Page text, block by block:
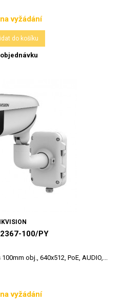
Cena
vyžádání
do košíku
100/PY
obj., 640x512, PoE, AUDIO,...
Cena
vyžádání